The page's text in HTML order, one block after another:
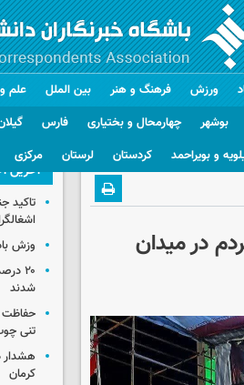
ورزش فرهنگ و هنر بین الملل علم
بوشهر چهارمحال و بختیاری فارس
و بویراحمد کردستان لرستان مرکزی
در میدان
آخرین
تاکید
وزش
۲۰
شدند
حفاظت
تنی
هشدار
کرمان